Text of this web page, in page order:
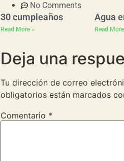
No Comments
30 cumpleaños
Read More »
Agua
Read
Deja una
Tu dirección de correo
obligatorios están marcados
Comentario *